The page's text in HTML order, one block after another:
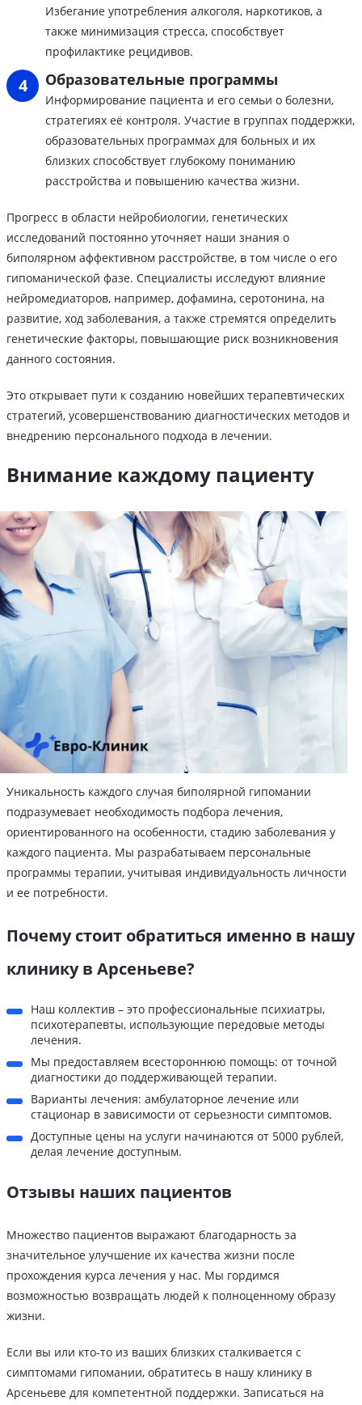
Избегание употребления алкоголя, наркотиков, а
также минимизация стресса, способствует
профилактике рецидивов.
Образовательные программы
Информирование пациента и его семьи о болезни,
стратегиях её контроля. Участие в группах поддержки,
образовательных программах для больных и их
близких способствует глубокому пониманию
расстройства и повышению качества жизни.
Прогресс в области нейробиологии, генетических
исследований постоянно уточняет наши знания о
биполярном аффективном расстройстве, в том числе о его
гипоманической фазе. Специалисты исследуют влияние
нейромедиаторов, например, дофамина, серотонина, на
развитие, ход заболевания, а также стремятся определить
генетические факторы, повышающие риск возникновения
данного состояния.
Это открывает пути к созданию новейших терапевтических
стратегий, усовершенствованию диагностических методов и
внедрению персонального подхода в лечении.
Внимание каждому пациенту
Уникальность каждого случая биполярной гипомании
подразумевает необходимость подбора лечения,
ориентированного на особенности, стадию заболевания у
каждого пациента. Мы разрабатываем персональные
программы терапии, учитывая индивидуальность личности
и ее потребности.
Почему стоит обратиться именно в нашу
клинику в Арсеньеве?
Наш коллектив – это профессиональные психиатры,
психотерапевты, использующие передовые методы
лечения.
Мы предоставляем всестороннюю помощь: от точной
диагностики до поддерживающей терапии.
Варианты лечения: амбулаторное лечение или
стационар в зависимости от серьезности симптомов.
Доступные цены на услуги начинаются от 5000 рублей,
делая лечение доступным.
Отзывы наших пациентов
Множество пациентов выражают благодарность за
значительное улучшение их качества жизни после
прохождения курса лечения у нас. Мы гордимся
возможностью возвращать людей к полноценному образу
жизни.
Если вы или кто-то из ваших близких сталкивается с
симптомами гипомании, обратитесь в нашу клинику в
Арсеньеве для компетентной поддержки. Записаться на